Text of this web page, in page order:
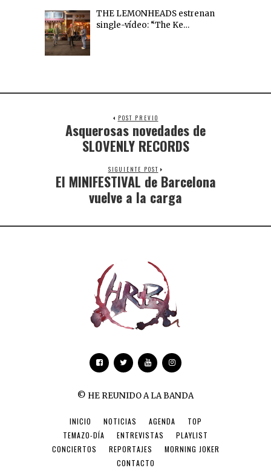
THE LEMONHEADS estrenan
single-vídeo: “The Ke…
POST PREVIO
Asquerosas novedades de
SLOVENLY RECORDS
SIGUIENTE POST
El MINIFESTIVAL de Barcelona
vuelve a la carga
© HE REUNIDO A LA BANDA
INICIO NOTICIAS AGENDA
TOP
TEMAZO-DÍA
ENTREVISTAS
PLAYLIST
CONCIERTOS
REPORTAJES
MORNING JOKER
CONTACTO